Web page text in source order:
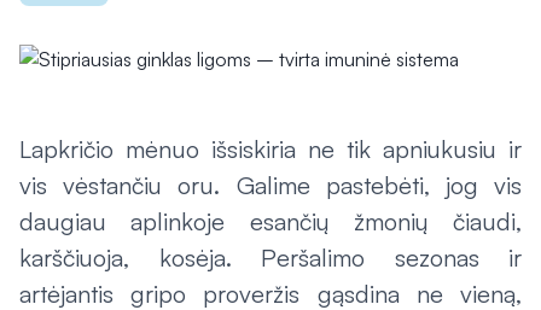
Lapkričio mėnuo išsiskiria ne tik apniukusiu ir
vis vėstančiu oru. Galime pastebėti, jog vis
daugiau aplinkoje esančių žmonių čiaudi,
karščiuoja, kosėja. Peršalimo sezonas ir
artėjantis gripo proveržis gąsdina ne vieną,